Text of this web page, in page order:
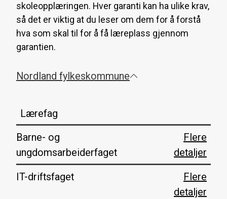
skoleopplæringen. Hver garanti kan ha ulike krav,
så det er viktig at du leser om dem for å forstå
hva som skal til for å få læreplass gjennom
garantien.
Nordland fylkeskommune
Lærefag
Barne- og
ungdomsarbeiderfaget
Flere
detaljer
IT-driftsfaget
Flere
detaljer